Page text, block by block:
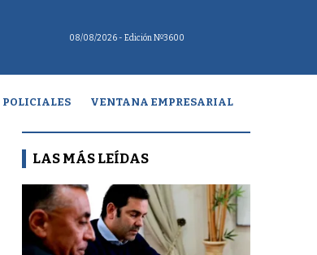
08/08/2026 - Edición Nº3600
POLICIALES VENTANA EMPRESARIAL
LAS MÁS LEÍDAS